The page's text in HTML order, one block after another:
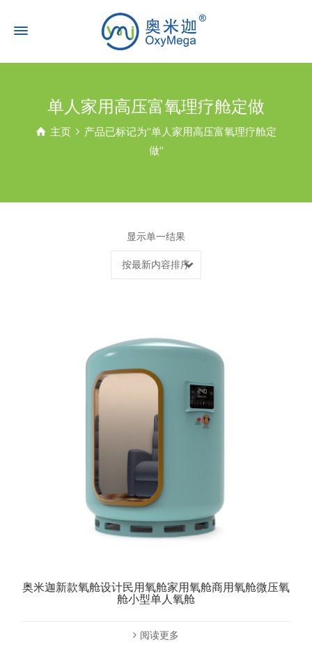
单人家用高压富氧理疗舱定做
主页
产品已标记为“单人家用高压富氧理疗舱定
做”
显示单一结果
按最新内容排序
奥米迦新款氧舱设计民用氧舱家用氧舱商用氧舱微压氧
舱小型单人氧舱
阅读更多